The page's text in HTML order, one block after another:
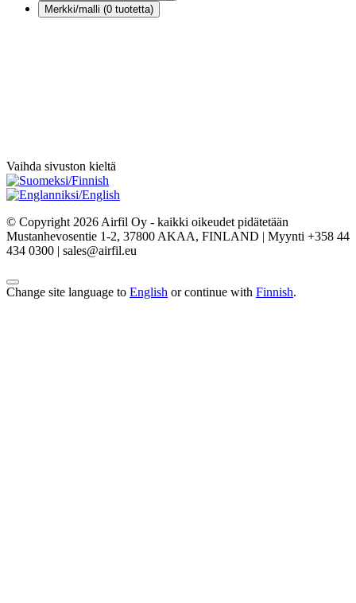
Merkki/malli (0 tuotetta)
Vaihda sivuston kieltä
© Copyright 2026 Airfil Oy - kaikki oikeudet pidätetään
Mustanhevosentie 1-2, 37800 AKAA, FINLAND | Myynti +358 44
434 0300 | sales@airfil.eu
Change site language to English or continue with Finnish.